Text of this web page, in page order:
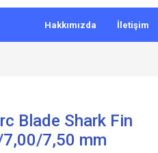
Hakkımızda İletişim
Blade Shark Fin
7,50 mm